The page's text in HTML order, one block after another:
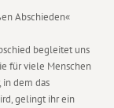
Abschieden«
begleitet uns
für viele Menschen
dem das
gelingt ihr ein